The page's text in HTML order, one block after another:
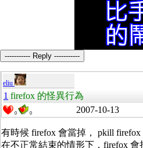
----------- Reply -----------
eliu
1 firefox 的怪異行為
0 0 2007-10-13
有時候 firefox 會當掉， pkill
在不正常結束的情形下，firefox 會